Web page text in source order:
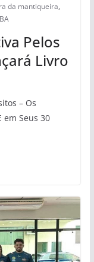
da mantiqueira,
Pelos
Livro
– Os
em Seus 30